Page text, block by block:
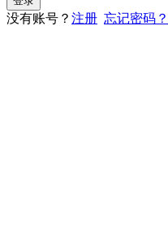
没有账号？ 注册 忘记密码？